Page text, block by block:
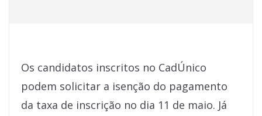
Os candidatos inscritos no CadÚnico
podem solicitar a isenção do pagamento
da taxa de inscrição no dia 11 de maio. Já